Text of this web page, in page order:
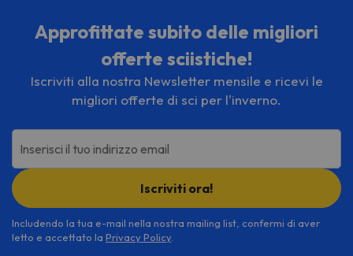
Approfittate subito delle migliori
offerte sciistiche!
Iscriviti alla nostra Newsletter mensile e ricevi le
migliori offerte di sci per l'inverno.
Inserisci il tuo indirizzo email
Iscriviti ora!
Includendo la tua e-mail nella nostra mailing list, confermi di aver
letto e accettato la Privacy Policy.